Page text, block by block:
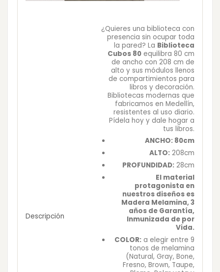
Descripción
¿Quieres una biblioteca con
presencia sin ocupar toda
la pared? La Biblioteca
Cubos 80 equilibra 80 cm
de ancho con 208 cm de
alto y sus módulos llenos
de compartimientos para
libros y decoración.
Bibliotecas modernas que
fabricamos en Medellín,
resistentes al uso diario.
Pídela hoy y dale hogar a
tus libros.
ANCHO: 80cm
ALTO: 208cm
PROFUNDIDAD: 28cm
El material
protagonista en
nuestros diseños es
Madera Melamina, 3
años de Garantía,
Inmunizada de por
Vida.
COLOR: a elegir entre 9
tonos de melamina
(Natural, Gray, Bone,
Fresno, Brown, Taupe,